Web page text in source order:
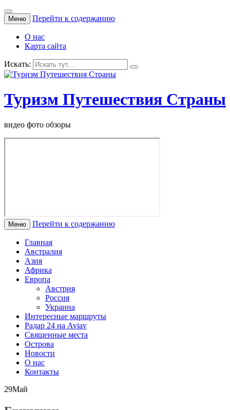
Меню Перейти к содержанию
О нас
Карта сайта
Искать:
Туризм Путешествия Страны
видео фото обзоры
Меню Перейти к содержанию
Главная
Австралия
Азия
Африка
Европа
Австрия
Россия
Украина
Интересные маршруты
Радар 24 на Aviav
Священные места
Острова
Новости
О нас
Контакты
29Май